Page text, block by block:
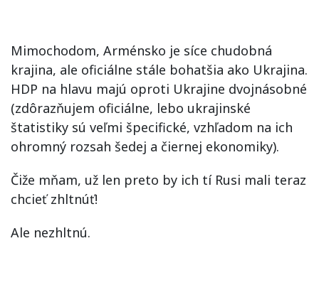
Mimochodom, Arménsko je síce chudobná
krajina, ale oficiálne stále bohatšia ako Ukrajina.
HDP na hlavu majú oproti Ukrajine dvojnásobné
(zdôrazňujem oficiálne, lebo ukrajinské
štatistiky sú veľmi špecifické, vzhľadom na ich
ohromný rozsah šedej a čiernej ekonomiky).
Čiže mňam, už len preto by ich tí Rusi mali teraz
chcieť zhltnúť!
Ale nezhltnú.